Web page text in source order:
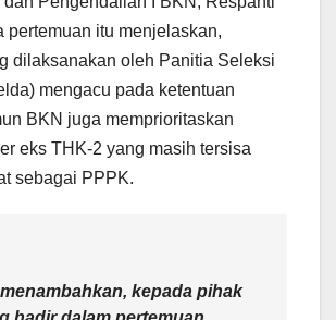
pertemuan itu menjelaskan,
dilaksanakan oleh Panitia Seleksi
mengacu pada ketentuan
BKN juga memprioritaskan
eks THK-2 yang masih tersisa
sebagai PPPK.
kepada pihak